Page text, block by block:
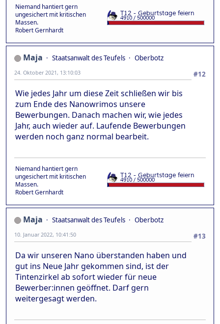
Niemand hantiert gern
ungesichert mit kritischen
Massen.
Robert Gernhardt
Maja Staatsanwalt des Teufels
Oberbotz
#12
24. Oktober 2021, 13:10:03
Wie jedes Jahr um diese Zeit schließen wir bis
zum Ende des Nanowrimos unsere
Bewerbungen. Danach machen wir, wie jedes
Jahr, auch wieder auf. Laufende Bewerbungen
werden noch ganz normal bearbeit.
Niemand hantiert gern
ungesichert mit kritischen
Massen.
Robert Gernhardt
Maja Staatsanwalt des Teufels
Oberbotz
#13
10. Januar 2022, 10:41:50
Da wir unseren Nano überstanden haben und
gut ins Neue Jahr gekommen sind, ist der
Tintenzirkel ab sofort wieder für neue
Bewerber:innen geöffnet. Darf gern
weitergesagt werden.